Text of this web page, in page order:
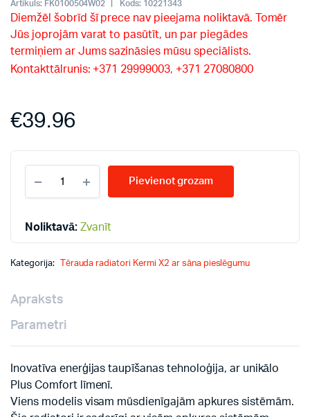
Artikuls: FK0100504W02 Kods: 10221343
Diemžēl šobrīd šī prece nav pieejama noliktavā. Tomēr
Jūs joprojām varat to pasūtīt, un par piegādes
termiņiem ar Jums sazināsies mūsu speciālists.
Kontakttālrunis: +371 29999003, +371 27080800
€39.96
500*400
quantity
Pievienot grozam
Noliktavā: Zvanīt
Kategorija: Tērauda radiatori Kermi X2 ar sāna pieslēgumu
Apraksts
Parametri
Inovatīva enerģijas taupīšanas tehnoloģija, ar unikālo
Plus Comfort līmenī.
Viens modelis visam mūsdienīgajām apkures sistēmām.